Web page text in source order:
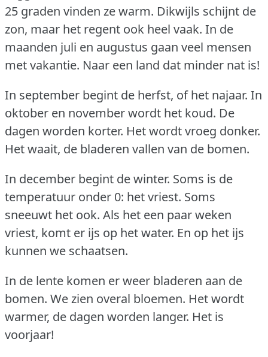
25 graden vinden ze warm. Dikwijls schijnt de
zon, maar het regent ook heel vaak. In de
maanden juli en augustus gaan veel mensen
met vakantie. Naar een land dat minder nat is!
In september begint de herfst, of het najaar. In
oktober en november wordt het koud. De
dagen worden korter. Het wordt vroeg donker.
Het waait, de bladeren vallen van de bomen.
In december begint de winter. Soms is de
temperatuur onder 0: het vriest. Soms
sneeuwt het ook. Als het een paar weken
vriest, komt er ijs op het water. En op het ijs
kunnen we schaatsen.
In de lente komen er weer bladeren aan de
bomen. We zien overal bloemen. Het wordt
warmer, de dagen worden langer. Het is
voorjaar!